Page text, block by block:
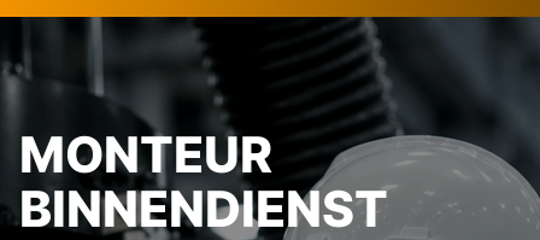
MONTEUR
BINNENDIENST